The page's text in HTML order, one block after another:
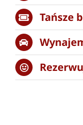
Tańsze